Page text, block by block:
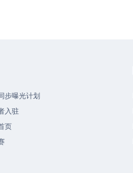
步曝光计划
入驻
页